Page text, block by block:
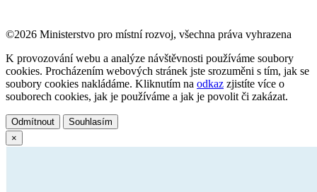
©2026 Ministerstvo pro místní rozvoj, všechna práva vyhrazena
K provozování webu a analýze návštěvnosti používáme soubory
cookies. Procházením webových stránek jste srozuměni s tím, jak se
soubory cookies nakládáme. Kliknutím na odkaz zjistíte více o
souborech cookies, jak je používáme a jak je povolit či zakázat.
Odmítnout
Souhlasím
×